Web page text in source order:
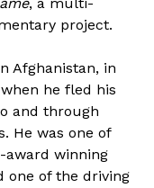
, a multi-
project.
Afghanistan, in
he fled his
and through
He was one of
winning
one of the driving